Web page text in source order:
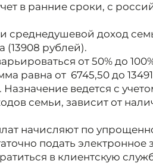
в ранние сроки, с
среднедушевой доход
рублей).
от 50% до
равна от 6745,50 до
Назначение ведется с
семьи, зависит от
начисляют по
подать электронное
в клиентскую